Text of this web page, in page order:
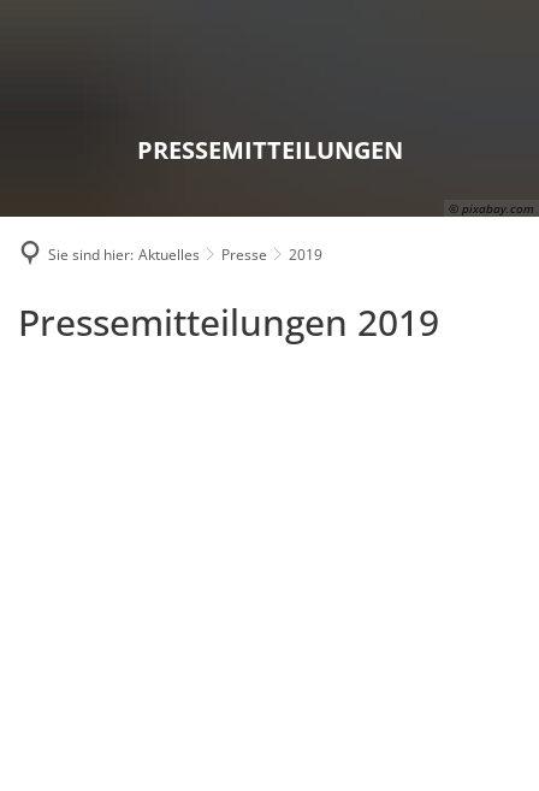
© pixabay.com
PRESSEMITTEILUNGEN
Sie sind hier: Aktuelles Presse 2019
2019
Pressemitteilungen 2019